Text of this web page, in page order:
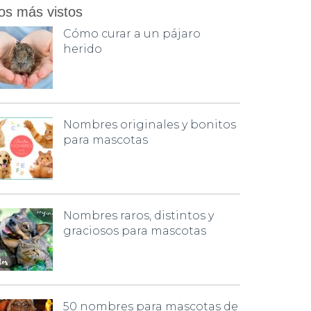
más vistos
Cómo curar a un pájaro
herido
Nombres originales y bonitos
para mascotas
Nombres raros, distintos y
graciosos para mascotas
50 nombres para mascotas de